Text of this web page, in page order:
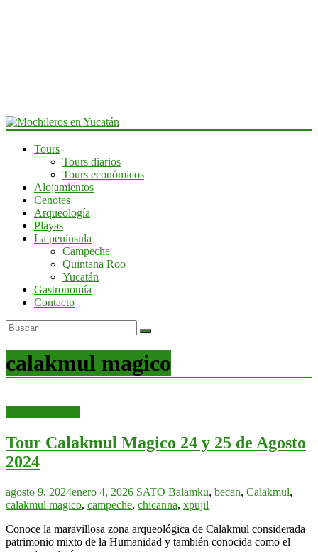
Mochileros
Yucatán
Yucatán
Tours
Tours diarios
Tours económicos
Alojamientos
Cenotes
Arqueología
Playas
La península
Campeche
Quintana Roo
Yucatán
Gastronomía
Contacto
calakmul magico
Tour Calakmul Magico 24 y 25 de Agosto
2024
agosto 9, 2024enero 4, 2026 SATO Balamku, becan, Calakmul,
calakmul magico, campeche, chicanna, xpujil
Conoce la maravillosa zona arqueológica de Calakmul considerada
patrimonio mixto de la Humanidad y también conocida como el